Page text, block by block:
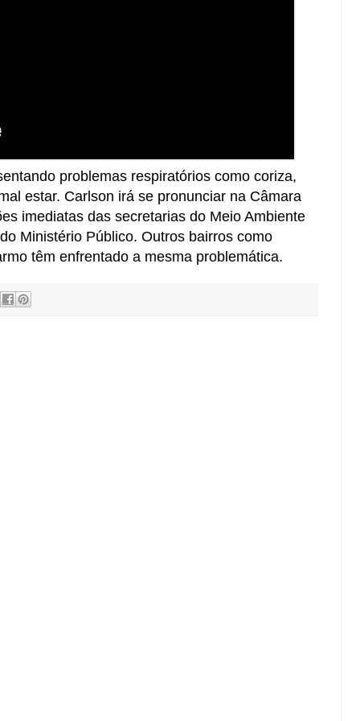
problemas respiratórios como coriza,
estar. Carlson irá se pronunciar na Câmara
imediatas das secretarias do Meio Ambiente
Ministério Público. Outros bairros como
têm enfrentado a mesma problemática.